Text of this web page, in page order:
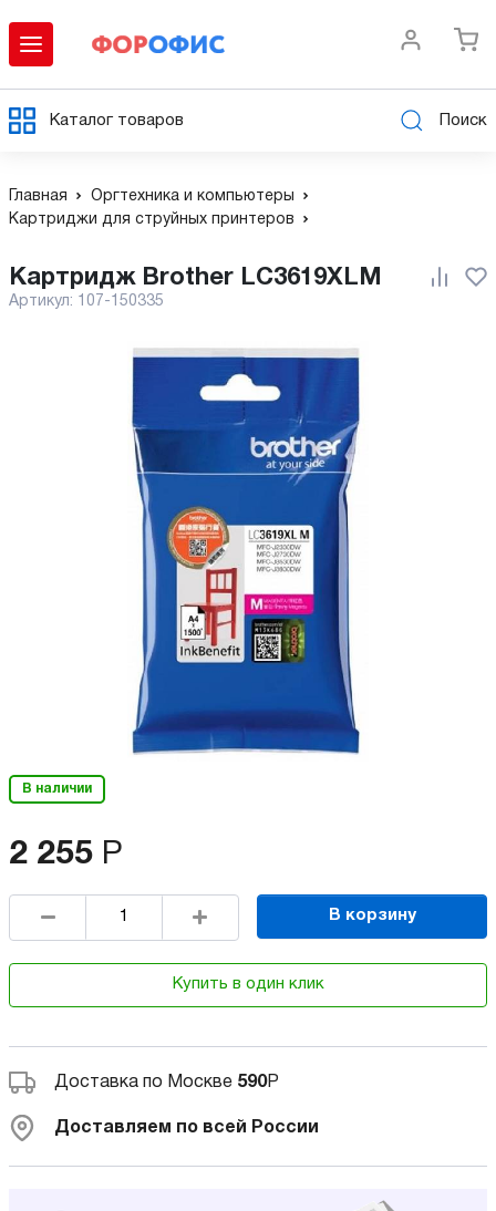
Каталог товаров Поиск
Главная
Оргтехника и компьютеры
Картриджи для струйных принтеров
Картридж Brother LC3619XLM
Артикул: 107-150335
В наличии
2 255 Р
В корзину
Купить в один клик
Доставка по Москве 590Р
Доставляем по всей России